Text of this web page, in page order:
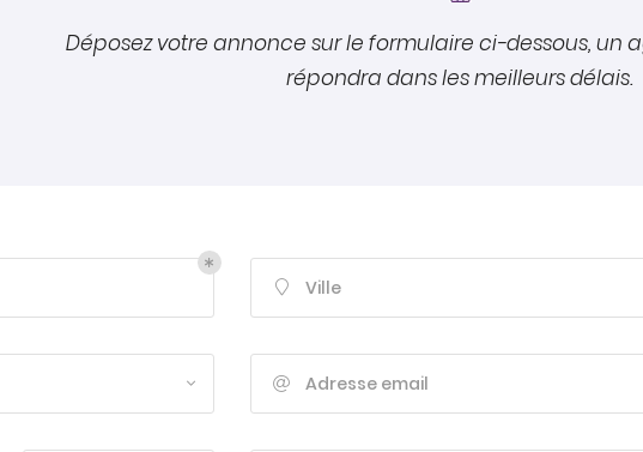
Déposez votre annonce sur le formulaire ci-dessous, un
répondra dans les meilleurs délais.
 Ville
 Adresse email